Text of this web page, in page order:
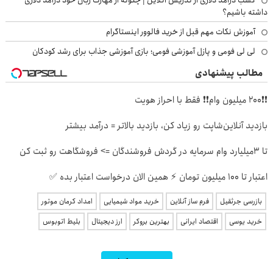
داشته باشیم؟
آموزش نکات مهم قبل از خرید فالوور اینستاگرام
لی لی فومی و پازل آموزشی فومی؛ بازی آموزشی جذاب برای رشد کودکان
مطالب پیشنهادی
❗❗200 میلیون وام❗❗ فقط با احراز هویت
بازدید آنلاین‌شاپت رو زیاد کن، بازدید بالاتر = درآمد بیشتر
تا 3میلیارد وام سرمایه در گردش فروشندگان => فروشگاهت رو ثبت کن
اعتبار تا ۱۰۰ میلیون تومان ⚡ همین الان درخواست اعتبار بده ✅
بازرسی جرثقیل فرم ساز آنلاین خرید مواد شیمیایی
امداد کرمان موتور
خرید یوسی
اقتصاد ایرانی بهترین بروکر ارز دیجیتال بلیط اتوبوس